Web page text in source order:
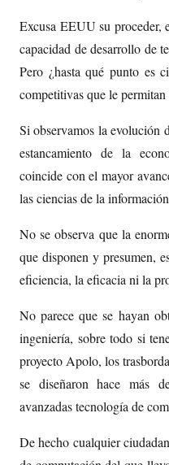
Excusa EEUU su proceder,
capacidad de desarrollo de
Pero ¿hasta qué punto es
competitivas que le
Si observamos la evolución
estancamiento de la
coincide con el mayor
las ciencias de la
No se observa que la
que disponen y presumen,
eficiencia, la eficacia ni la
No parece que se hayan
ingeniería, sobre todo si
proyecto Apolo, los
se diseñaron hace más
avanzadas tecnología de
De hecho cualquier